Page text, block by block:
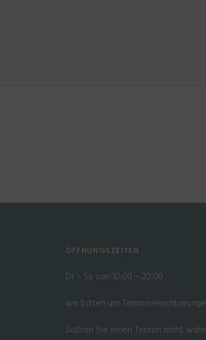
ÖFFNUNGSZEITEN
Di – Sa von 10:00 – 20:00
wir bitten um
Sollten Sie einen Termin nicht